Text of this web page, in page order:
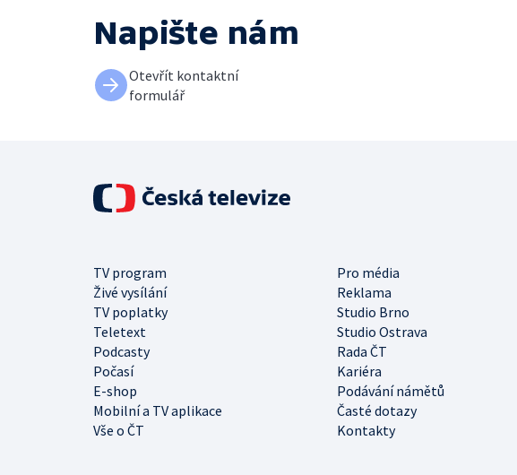
Napište nám
Otevřít kontaktní
formulář
TV program
Pro média
Živé vysílání
Reklama
TV poplatky
Studio Brno
Teletext
Studio Ostrava
Podcasty
Rada ČT
Počasí
Kariéra
E-shop
Podávání námětů
Mobilní a TV aplikace
Časté dotazy
Vše o ČT
Kontakty